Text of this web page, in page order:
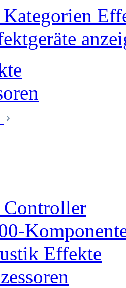
Controller
Effekte